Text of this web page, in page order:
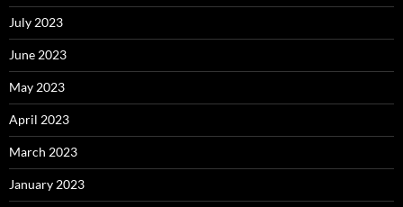
July 2023
June 2023
May 2023
April 2023
March 2023
January 2023